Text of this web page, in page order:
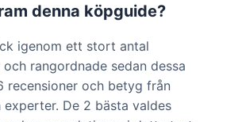
denna köpguide?
igenom ett stort antal
rangordnade sedan dessa
recensioner och betyg från
experter. De 2 bästa valdes